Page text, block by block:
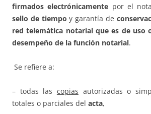
firmados electrónicamente por el
sello de tiempo y garantía de
red telemática notarial que es de uso
desempeño de la función notarial.
Se refiere a:
– todas las copias autorizadas o
totales o parciales del acta,